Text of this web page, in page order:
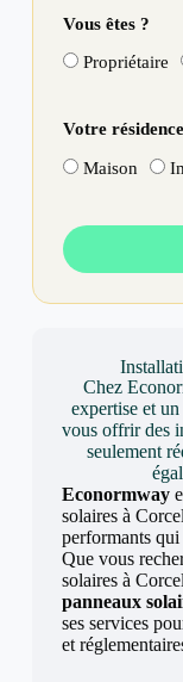
Vous êtes ?
Propriétaire
Votre résidence
Maison
Chez
expertise et
vous offrir des
seulement
Econormway
solaires à
performants
Que vous
solaires à
panneaux
ses services
et